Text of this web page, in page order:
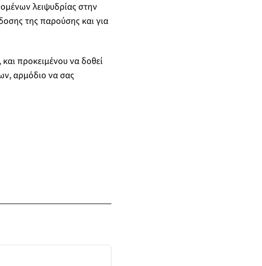
λειψυδρίας στην
της παρούσης και για
προκειμένου να δοθεί
αρμόδιο να σας